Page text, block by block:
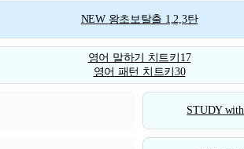
NEW 왕초보탈출 1,2,3탄
영어 말하기 치트키17
영어 패턴 치트키30
STUDY